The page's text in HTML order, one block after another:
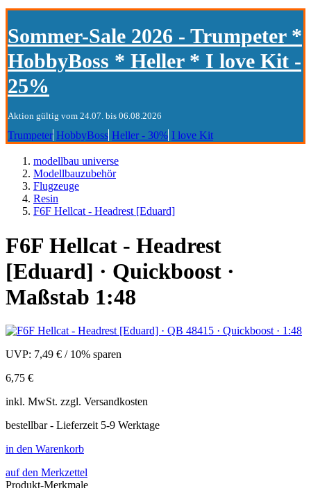
Sommer-Sale 2026 - Trumpeter *
HobbyBoss * Heller * I love Kit -
25%
Aktion gültig vom 24.07. bis 06.08.2026
Trumpeter HobbyBoss Heller - 30% I love Kit
modellbau universe
Modellbauzubehör
Flugzeuge
Resin
F6F Hellcat - Headrest [Eduard]
F6F Hellcat - Headrest
[Eduard] · Quickboost ·
Maßstab 1:48
UVP: 7,49 € / 10% sparen
6,75 €
inkl. MwSt. zzgl. Versandkosten
bestellbar - Lieferzeit 5-9 Werktage
in den Warenkorb
auf den Merkzettel
Produkt-Merkmale